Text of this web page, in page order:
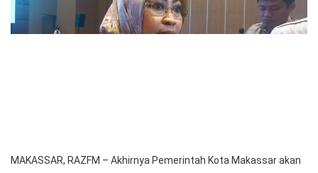
MAKASSAR, RAZFM – Akhirnya Pemerintah Kota Makassar akan